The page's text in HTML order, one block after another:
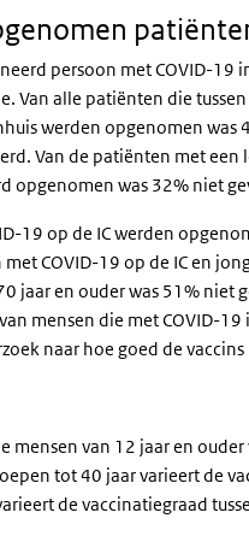
persoon met COVID-
Van alle patiënten die
werden opgenomen
Van de patiënten met
opgenomen was 32% niet
19 op de IC werden
COVID-19 op de IC en
jaar en ouder was 51% niet
mensen die met COVID-
naar hoe goed de
mensen van 12 jaar en
tot 40 jaar varieert de
de vaccinatiegraad